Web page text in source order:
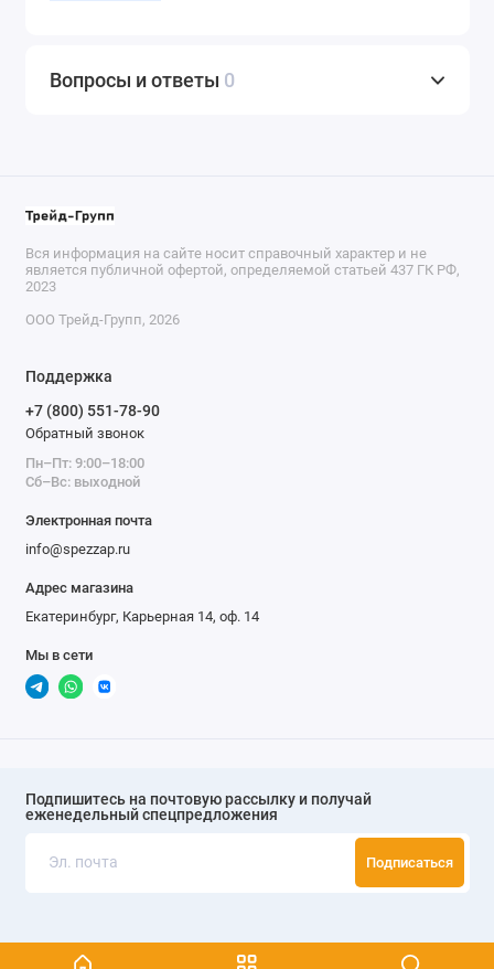
сроки доставим до терминала транспортной
надежного партнёра поставки запасных частей!
Вопросы и ответы 0
Вся информация на сайте носит справочный характер и не
является публичной офертой, определяемой статьей 437 ГК РФ,
2023
ООО Трейд-Групп, 2026
Поддержка
+7 (800) 551-78-90
Обратный звонок
Пн–Пт: 9:00–18:00
Сб–Вс: выходной
Электронная почта
info@spezzap.ru
Адрес магазина
Екатеринбург, Карьерная 14, оф. 14
Мы в сети
Подпишитесь на почтовую рассылку и получай
еженедельный спецпредложения
Подписаться